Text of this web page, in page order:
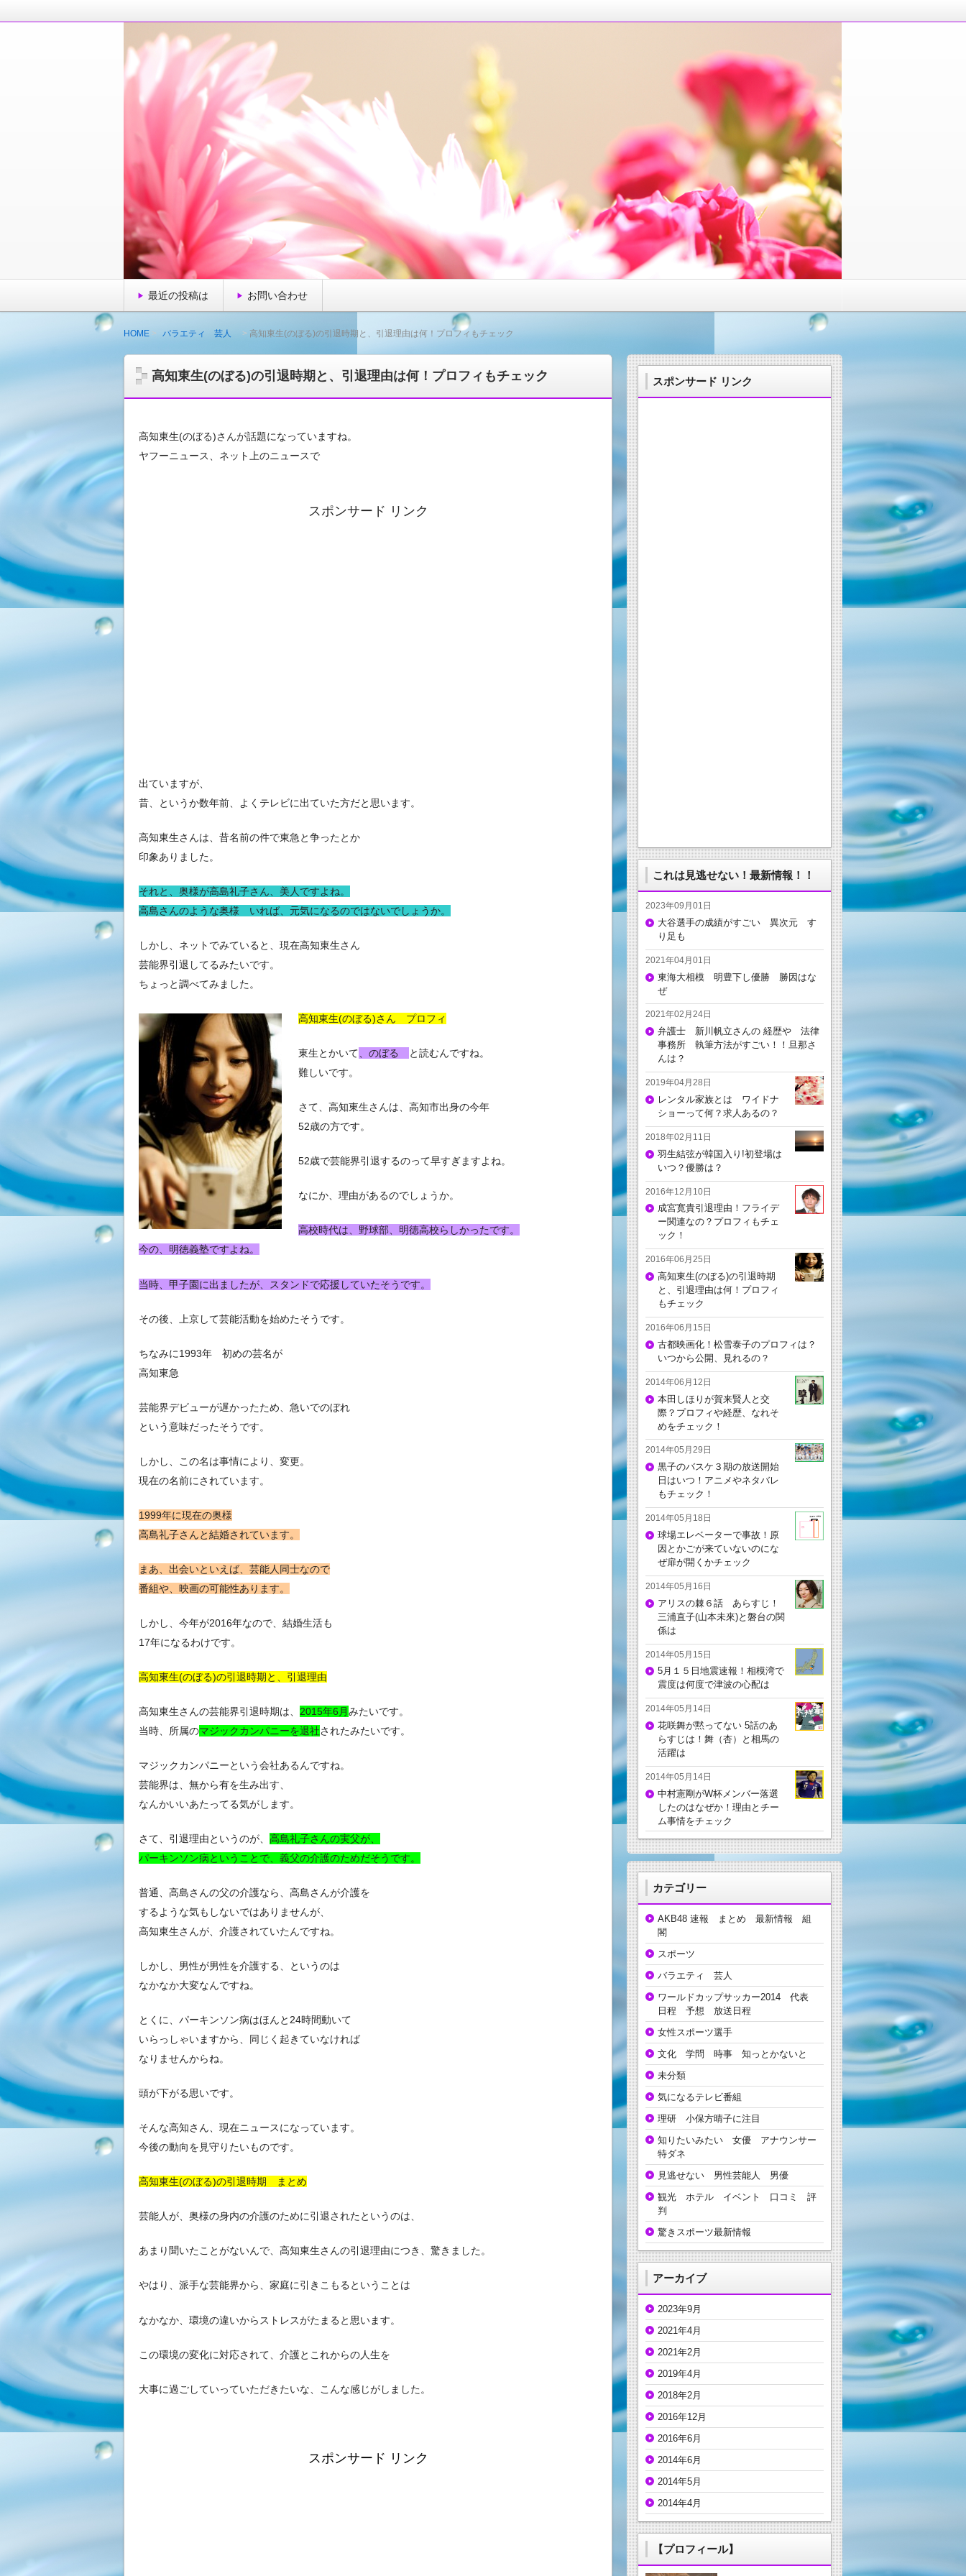
ＯＬ西村由紀の明日が、晴れたらいいな！！
最近の投稿は お問い合わせ
HOME バラエティ 芸人 高知東生(のぼる)の引退時期と、引退理由は何！プロフィもチェック
高知東生(のぼる)の引退時期と、引退理由は何！プロフィもチェック
高知東生(のぼる)さんが話題になっていますね。
ヤフーニュース、ネット上のニュースで
スポンサード リンク
出ていますが、
昔、というか数年前、よくテレビに出ていた方だと思います。
高知東生さんは、昔名前の件で東急と争ったとか
印象ありました。
それと、奥様が高島礼子さん、美人ですよね。
高島さんのような奥様 いれば、元気になるのではないでしょうか。
しかし、ネットでみていると、現在高知東生さん
芸能界引退してるみたいです。
ちょっと調べてみました。
高知東生(のぼる)さん プロフィ
東生とかいて、のぼる
と読むんですね。
難しいです。
さて、高知東生さんは、高知市出身の今年
52歳の方です。
52歳で芸能界引退するのって早すぎますよね。
なにか、理由があるのでしょうか。
高校時代は、野球部、明徳高校らしかったです。
今の、明徳義塾ですよね。
当時、甲子園に出ましたが、スタンドで応援していたそうです。
その後、上京して芸能活動を始めたそうです。
ちなみに1993年 初めの芸名が
高知東急
芸能界デビューが遅かったため、急いでのぼれ
という意味だったそうです。
しかし、この名は事情により、変更。
現在の名前にされています。
1999年に現在の奥様
高島礼子さんと結婚されています。
まあ、出会いといえば、芸能人同士なので
番組や、映画の可能性あります。
しかし、今年が2016年なので、結婚生活も
17年になるわけです。
高知東生(のぼる)の引退時期と、引退理由
高知東生さんの芸能界引退時期は、 2015年6月みたいです。
当時、所属のマジックカンパニーを退社されたみたいです。
マジックカンパニーという会社あるんですね。
芸能界は、無から有を生み出す、
なんかいいあたってる気がします。
さて、引退理由というのが、 高島礼子さんの実父が、
パーキンソン病ということで、義父の介護のためだそうです。
普通、高島さんの父の介護なら、高島さんが介護を
するような気もしないではありませんが、
高知東生さんが、介護されていたんですね。
しかし、男性が男性を介護する、というのは
なかなか大変なんですね。
とくに、パーキンソン病はほんと24時間動いて
いらっしゃいますから、同じく起きていなければ
なりませんからね。
頭が下がる思いです。
そんな高知さん、現在ニュースになっています。
今後の動向を見守りたいものです。
高知東生(のぼる)の引退時期 まとめ
芸能人が、奥様の身内の介護のために引退されたというのは、
あまり聞いたことがないんで、高知東生さんの引退理由につき、驚きました。
やはり、派手な芸能界から、家庭に引きこもるということは
なかなか、環境の違いからストレスがたまると思います。
この環境の変化に対応されて、介護とこれからの人生を
大事に過ごしていっていただきたいな、こんな感じがしました。
スポンサード リンク
スポンサード リンク
これは見逃せない！最新情報！！
2023年09月01日
大谷選手の成績がすごい 異次元 す
り足も
2021年04月01日
東海大相模 明豊下し優勝 勝因はな
ぜ
2021年02月24日
弁護士 新川帆立さんの 経歴や 法律
事務所 執筆方法がすごい！！旦那さ
んは？
2019年04月28日
レンタル家族とは ワイドナ
ショーって何？求人あるの？
2018年02月11日
羽生結弦が韓国入り!初登場は
いつ？優勝は？
2016年12月10日
成宮寛貴引退理由！フライデ
ー関連なの？プロフィもチェ
ック！
2016年06月25日
高知東生(のぼる)の引退時期
と、引退理由は何！プロフィ
もチェック
2016年06月15日
古都映画化！松雪泰子のプロフィは？
いつから公開、見れるの？
2014年06月12日
本田しほりが賀来賢人と交
際？プロフィや経歴、なれそ
めをチェック！
2014年05月29日
黒子のバスケ３期の放送開始
日はいつ！アニメやネタバレ
もチェック！
2014年05月18日
球場エレベーターで事故！原
因とかごが来ていないのにな
ぜ扉が開くかチェック
2014年05月16日
アリスの棘６話 あらすじ！
三浦直子(山本未來)と磐台の関
係は
2014年05月15日
5月１５日地震速報！相模湾で
震度は何度で津波の心配は
2014年05月14日
花咲舞が黙ってない 5話のあ
らすじは！舞（杏）と相馬の
活躍は
2014年05月14日
中村憲剛がW杯メンバー落選
したのはなぜか！理由とチー
ム事情をチェック
カテゴリー
AKB48 速報 まとめ 最新情報 組
閣
スポーツ
バラエティ 芸人
ワールドカップサッカー2014 代表
日程 予想 放送日程
女性スポーツ選手
文化 学問 時事 知っとかないと
未分類
気になるテレビ番組
理研 小保方晴子に注目
知りたいみたい 女優 アナウンサー
特ダネ
見逃せない 男性芸能人 男優
観光 ホテル イベント 口コミ 評
判
驚きスポーツ最新情報
アーカイブ
2023年9月
2021年4月
2021年2月
2019年4月
2018年2月
2016年12月
2016年6月
2014年6月
2014年5月
2014年4月
【プロフィール】